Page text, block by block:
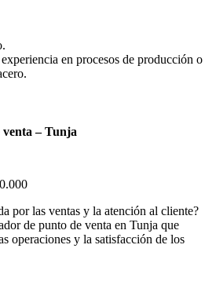
en procesos de producción o
– Tunja
por las ventas y la atención al cliente?
de punto de venta en Tunja que
operaciones y la satisfacción de los